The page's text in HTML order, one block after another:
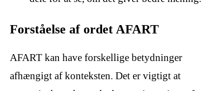
Forståelse af ordet AFART
AFART kan have forskellige betydninger
afhængigt af konteksten. Det er vigtigt at